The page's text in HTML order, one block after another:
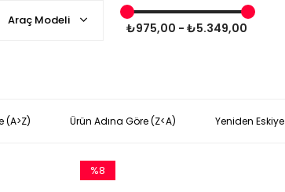
Araç Modeli
₺975,00 - ₺5.349,00
(A>Z) Ürün Adına Göre (Z<A) Yeniden Eskiye
%8